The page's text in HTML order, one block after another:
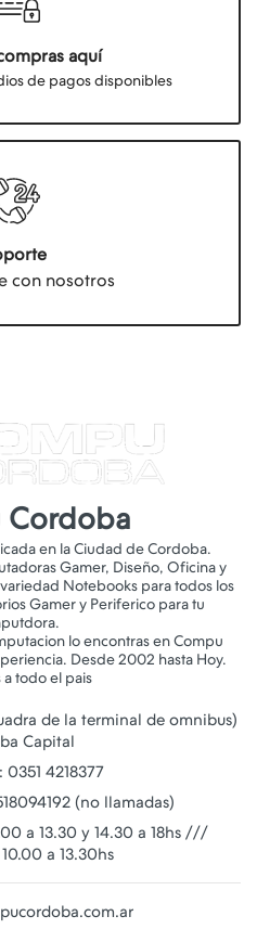
aquí
de pagos disponibles
con nosotros
Cordoba
en la Ciudad de Cordoba.
Gamer, Diseño, Oficina y
Notebooks para todos los
Gamer y Periferico para tu
lo encontras en Compu
Desde 2002 hasta Hoy.
Enviamos a todo el pais
de la terminal de omnibus)
Capital
0351 4218377
(no llamadas)
a 13.30 y 14.30 a 18hs ///
a 13.30hs